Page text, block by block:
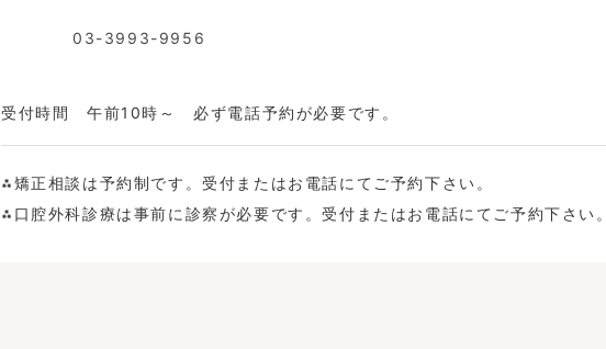
03-3993-9956
受付時間 午前10時～ 必ず電話予約が必要です。
⁂矯正相談は予約制です。受付またはお電話にてご予約下さい。
⁂口腔外科診療は事前に診察が必要です。受付またはお電話にてご予約下さい。